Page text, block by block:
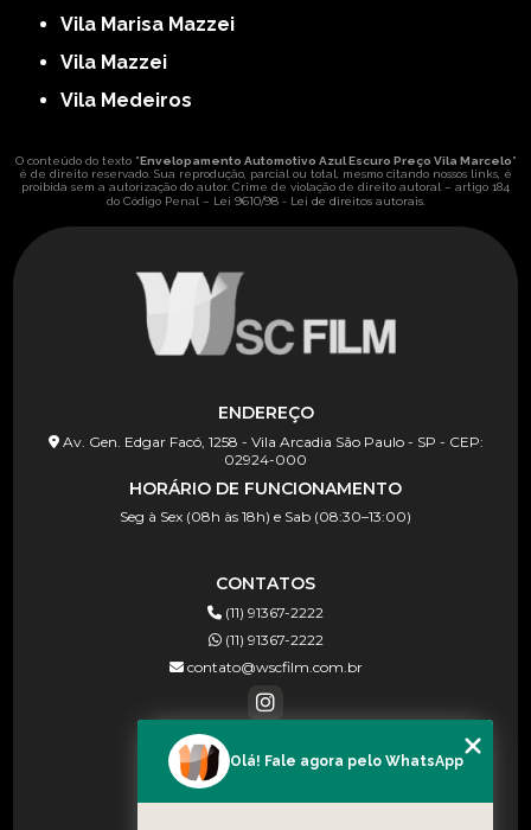
Vila Marisa Mazzei
Vila Mazzei
Vila Medeiros
O conteúdo do texto " Envelopamento Automotivo Azul Escuro Preço Vila Marcelo"
é de direito reservado. Sua reprodução, parcial ou total, mesmo citando nossos links, é
proibida sem a autorização do autor. Crime de violação de direito autoral – artigo 184
do Código Penal – Lei 9610/98 - Lei de direitos autorais.
ENDEREÇO
Av. Gen. Edgar Facó, 1258 - Vila Arcadia São Paulo - SP - CEP:
02924-000
HORÁRIO DE FUNCIONAMENTO
Seg à Sex (08h às 18h) e Sab (08:30–13:00)
CONTATOS
(11) 91367-2222
(11) 91367-2222
contato@wscfilm.com.br
MENU
HOME
Olá! Fale agora pelo WhatsApp